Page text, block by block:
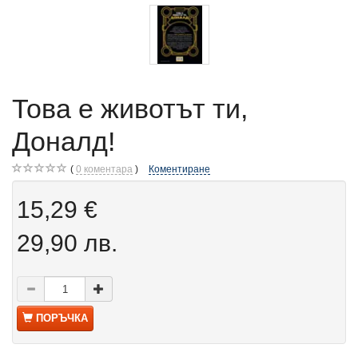
Това е животът ти,
Доналд!
0 коментара Коментиране
15,29 €
29,90 лв.
ПОРЪЧКА